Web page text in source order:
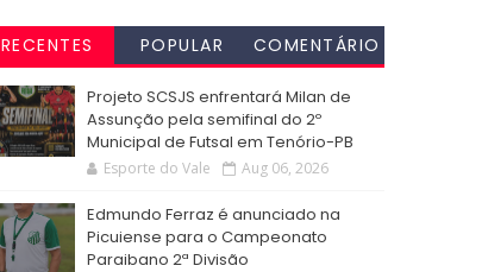
RECENTES POPULAR
COMENTÁRIO
Projeto SCSJS enfrentará Milan de
Assunção pela semifinal do 2º
Municipal de Futsal em Tenório-PB
Esporte do Vale Aug 06, 2026
Edmundo Ferraz é anunciado na
Picuiense para o Campeonato
Paraibano 2ª Divisão